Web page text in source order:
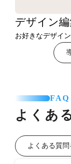
デザイン
お好きなデザイ
FAQ
よくあ
よくある質問